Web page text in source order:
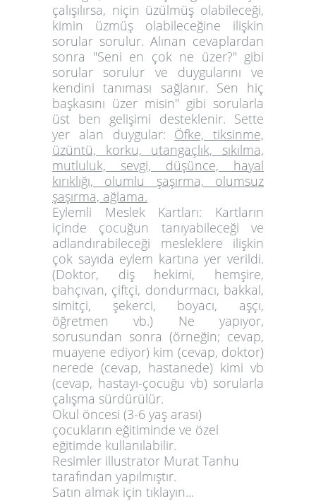
çalışılırsa, niçin üzülmüş olabileceği,
kimin üzmüş olabileceğine ilişkin
sorular sorulur. Alınan cevaplardan
sonra "Seni en çok ne üzer?" gibi
sorular sorulur ve duygularını ve
kendini tanıması sağlanır. Sen hiç
başkasını üzer misin" gibi sorularla
üst ben gelişimi desteklenir. Sette
yer alan duygular: Öfke, tiksinme,
üzüntü, korku, utangaçlık, sıkılma,
mutluluk, sevgi, düşünce, hayal
kırıklığı, olumlu şaşırma, olumsuz
şaşırma, ağlama.
Eylemli Meslek Kartları: Kartların
içinde çocuğun tanıyabileceği ve
adlandırabileceği mesleklere ilişkin
çok sayıda eylem kartına yer verildi.
(Doktor, diş hekimi, hemşire,
bahçıvan, çiftçi, dondurmacı, bakkal,
simitçi, şekerci, boyacı, aşçı,
öğretmen vb.) Ne yapıyor,
sorusundan sonra (örneğin; cevap,
muayene ediyor) kim (cevap, doktor)
nerede (cevap, hastanede) kimi vb
(cevap, hastayı-çocuğu vb) sorularla
çalışma sürdürülür.
Okul öncesi (3-6 yaş arası)
çocukların eğitiminde ve özel
eğitimde kullanılabilir.
Resimler illustrator Murat Tanhu
tarafından yapılmıştır.
Satın almak için tıklayın...